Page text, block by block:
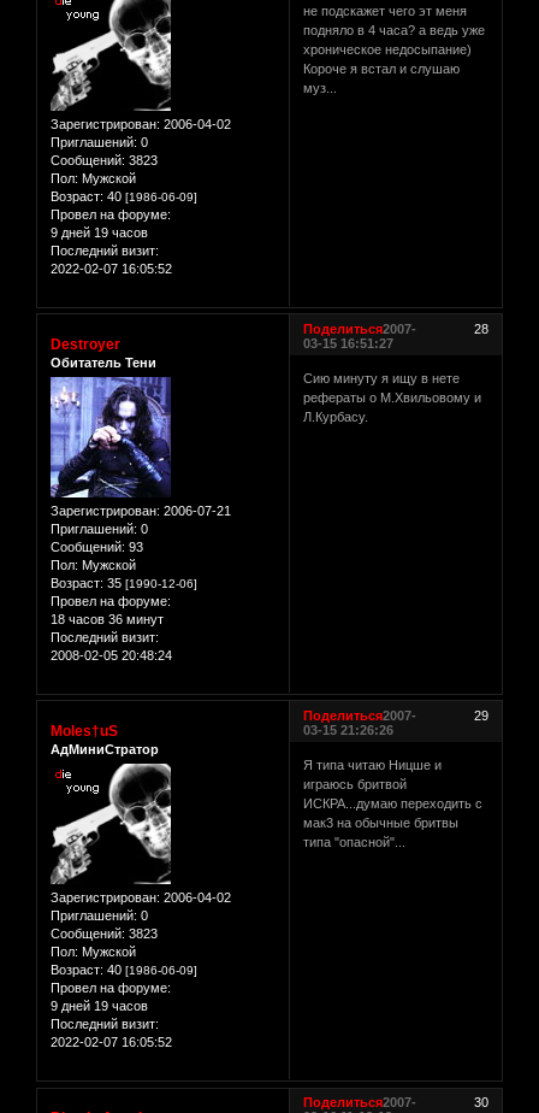
Зарегистрирован: 2006-04-02
Приглашений: 0
Сообщений: 3823
Пол: Мужской
Возраст: 40 [1986-06-09]
Провел на форуме:
9 дней 19 часов
Последний визит:
2022-02-07 16:05:52
не подскажет чего эт меня
подняло в 4 часа? а ведь уже
хроническое недосыпание)
Короче я встал и слушаю
муз...
Поделиться 28
2007-
03-15 16:51:27
Destroyer
Обитатель Тени
Зарегистрирован: 2006-07-21
Приглашений: 0
Сообщений: 93
Пол: Мужской
Возраст: 35 [1990-12-06]
Провел на форуме:
18 часов 36 минут
Последний визит:
2008-02-05 20:48:24
Сию минуту я ищу в нете
рефераты о М.Хвильовому и
Л.Курбасу.
Поделиться 29
2007-
03-15 21:26:26
Moles†uS
АдМиниСтратор
Зарегистрирован: 2006-04-02
Приглашений: 0
Сообщений: 3823
Пол: Мужской
Возраст: 40 [1986-06-09]
Провел на форуме:
9 дней 19 часов
Последний визит:
2022-02-07 16:05:52
Я типа читаю Ницше и
играюсь бритвой
ИСКРА...думаю переходить с
мак3 на обычные бритвы
типа "опасной"...
Поделиться 30
2007-